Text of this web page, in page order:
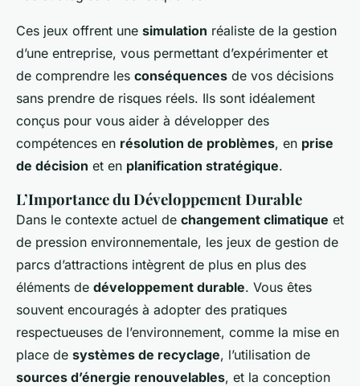
Ces jeux offrent une simulation réaliste de la gestion
d’une entreprise, vous permettant d’expérimenter et
de comprendre les conséquences de vos décisions
sans prendre de risques réels. Ils sont idéalement
conçus pour vous aider à développer des
compétences en résolution de problèmes, en prise
de décision et en planification stratégique.
L’Importance du Développement Durable
Dans le contexte actuel de changement climatique et
de pression environnementale, les jeux de gestion de
parcs d’attractions intègrent de plus en plus des
éléments de développement durable. Vous êtes
souvent encouragés à adopter des pratiques
respectueuses de l’environnement, comme la mise en
place de systèmes de recyclage, l’utilisation de
sources d’énergie renouvelables, et la conception